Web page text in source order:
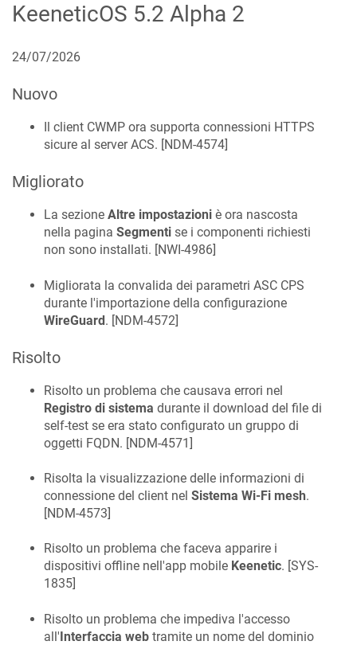
KeeneticOS 5.2 Alpha 2
24/07/2026
Nuovo
Il client CWMP ora supporta connessioni HTTPS
sicure al server ACS. [NDM-4574]
Migliorato
La sezione Altre impostazioni è ora nascosta
nella pagina Segmenti se i componenti richiesti
non sono installati. [NWI-4986]
Migliorata la convalida dei parametri ASC CPS
durante l'importazione della configurazione
WireGuard. [NDM-4572]
Risolto
Risolto un problema che causava errori nel
Registro di sistema durante il download del file di
self-test se era stato configurato un gruppo di
oggetti FQDN. [NDM-4571]
Risolta la visualizzazione delle informazioni di
connessione del client nel Sistema Wi-Fi mesh.
[NDM-4573]
Risolto un problema che faceva apparire i
dispositivi offline nell'app mobile Keenetic. [SYS-
1835]
Risolto un problema che impediva l'accesso
all'Interfaccia web tramite un nome del dominio